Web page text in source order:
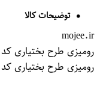
توضیحات کالا
mojee.ir
رومیزی طرح بختیاری کد R-709
رومیزی طرح بختیاری کد R-709